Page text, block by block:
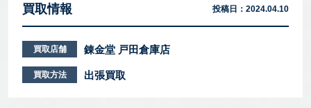
買取情報 投稿日： 2024.04.10
買取店舗 錬金堂 戸田倉庫店
買取方法 出張買取